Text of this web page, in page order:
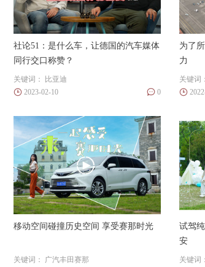
社论51：是什么车，让德国的汽车媒体
同行交口称赞？
关键词：
比亚迪
2023-02-10
0
为了
力
关键词
移动空间碰撞历史空间 享受赛那时光
关键词： 广汽丰田赛那
试驾
安
关键词